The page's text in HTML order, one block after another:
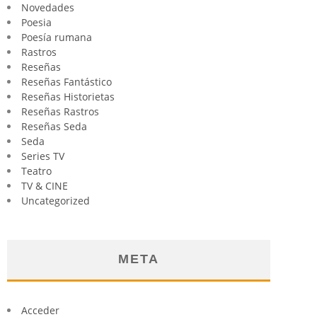
Novedades
Poesia
Poesía rumana
Rastros
Reseñas
Reseñas Fantástico
Reseñas Historietas
Reseñas Rastros
Reseñas Seda
Seda
Series TV
Teatro
TV & CINE
Uncategorized
META
Acceder